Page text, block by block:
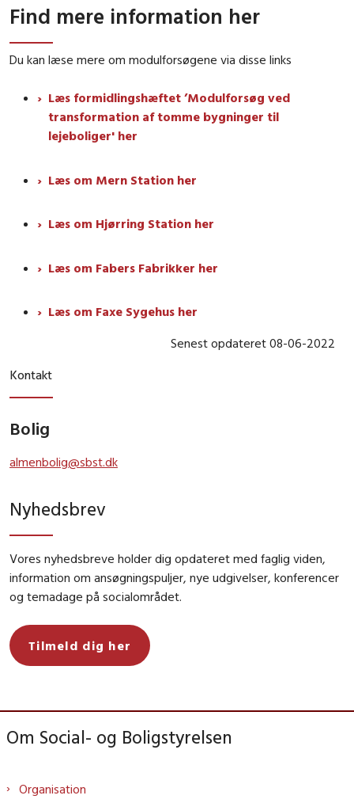
Find mere information her
Du kan læse mere om modulforsøgene via disse links
Læs formidlingshæftet ’Modulforsøg ved
transformation af tomme bygninger til
lejeboliger' her
Læs om Mern Station her
Læs om Hjørring Station her
Læs om Fabers Fabrikker her
Læs om Faxe Sygehus her
Senest opdateret 08-06-2022
Kontakt
Bolig
almenbolig@sbst.dk
Nyhedsbrev
Vores nyhedsbreve holder dig opdateret med faglig viden,
information om ansøgningspuljer, nye udgivelser, konferencer
og temadage på socialområdet.
Tilmeld dig her
Om Social- og Boligstyrelsen
Organisation